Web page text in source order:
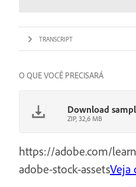
TRANSCRIPT
O QUE VOCÊ PRECISARÁ
Download
ZIP, 32,6 MB
https://adobe.com/
adobe-stock-assetsVeja